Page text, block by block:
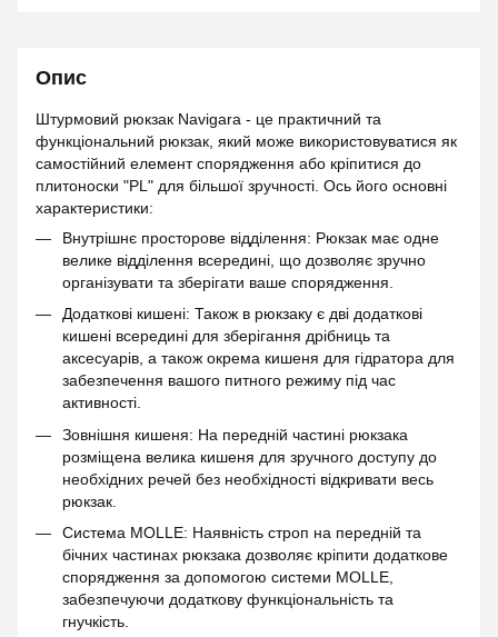
Опис
Штурмовий рюкзак Navigara - це практичний та
функціональний рюкзак, який може використовуватися як
самостійний елемент спорядження або кріпитися до
плитоноски "PL" для більшої зручності. Ось його основні
характеристики:
Внутрішнє просторове відділення: Рюкзак має одне
велике відділення всередині, що дозволяє зручно
організувати та зберігати ваше спорядження.
Додаткові кишені: Також в рюкзаку є дві додаткові
кишені всередині для зберігання дрібниць та
аксесуарів, а також окрема кишеня для гідратора для
забезпечення вашого питного режиму під час
активності.
Зовнішня кишеня: На передній частині рюкзака
розміщена велика кишеня для зручного доступу до
необхідних речей без необхідності відкривати весь
рюкзак.
Система MOLLE: Наявність строп на передній та
бічних частинах рюкзака дозволяє кріпити додаткове
спорядження за допомогою системи MOLLE,
забезпечуючи додаткову функціональність та
гнучкість.